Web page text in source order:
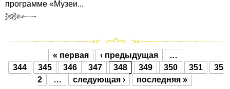
программе «Музеи...
Страницы
« первая ‹ предыдущая
…
344
345 346 347 348 349 350 351
35
2
… следующая ›
последняя »